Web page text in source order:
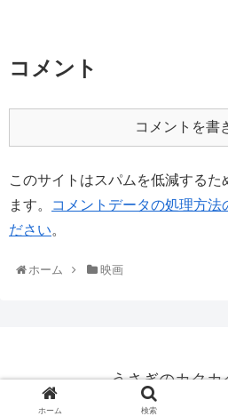
コメント
コメントを書
このサイトはスパムを低減するた
ます。
コメントデータの処理方法
ださい。
ホーム 映画
うさぎのカクカ
© 2015 うさぎのカク
ホーム 検索